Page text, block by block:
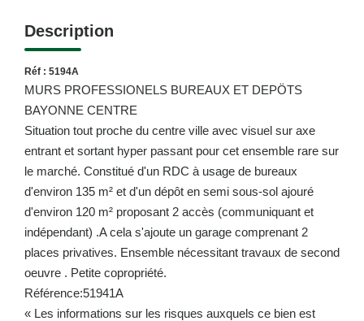
Description
Réf : 5194A
MURS PROFESSIONELS BUREAUX ET DEPÖTS
BAYONNE CENTRE
Situation tout proche du centre ville avec visuel sur axe
entrant et sortant hyper passant pour cet ensemble rare sur
le marché. Constitué d'un RDC à usage de bureaux
d'environ 135 m² et d'un dépôt en semi sous-sol ajouré
d'environ 120 m² proposant 2 accès (communiquant et
indépendant) .A cela s'ajoute un garage comprenant 2
places privatives. Ensemble nécessitant travaux de second
oeuvre . Petite copropriété.
Référence:51941A
« Les informations sur les risques auxquels ce bien est